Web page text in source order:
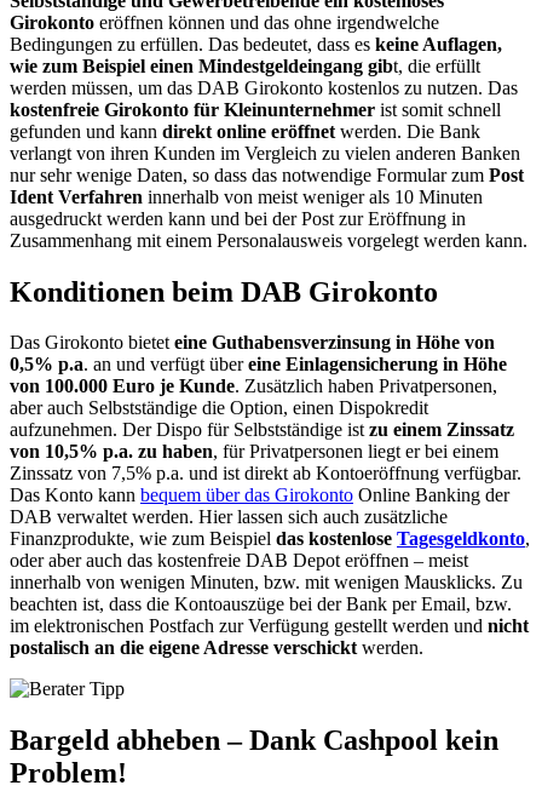
Girokonto eröffnen können und das ohne irgendwelche
Bedingungen zu erfüllen. Das bedeutet, dass es keine Auflagen,
wie zum Beispiel einen Mindestgeldeingang gibt, die erfüllt
werden müssen, um das DAB Girokonto kostenlos zu nutzen. Das
kostenfreie Girokonto für Kleinunternehmer ist somit schnell
gefunden und kann direkt online eröffnet werden. Die Bank
verlangt von ihren Kunden im Vergleich zu vielen anderen Banken
nur sehr wenige Daten, so dass das notwendige Formular zum Post
Ident Verfahren innerhalb von meist weniger als 10 Minuten
ausgedruckt werden kann und bei der Post zur Eröffnung in
Zusammenhang mit einem Personalausweis vorgelegt werden kann.
Konditionen beim DAB Girokonto
Das Girokonto bieteteine Guthabensverzinsung in Höhe von
0,5% p.a. an und verfügt übereine Einlagensicherung in Höhe
von 100.000 Euro je Kunde. Zusätzlich haben Privatpersonen,
aber auch Selbstständige die Option, einen Dispokredit
aufzunehmen. Der Dispo für Selbstständige istzu einem Zinssatz
von 10,5% p.a. zu haben, für Privatpersonen liegt er bei einem
Zinssatz von 7,5% p.a. und ist direkt ab Kontoeröffnung verfügbar.
Das Konto kann bequem über das Girokonto Online Banking der
DAB verwaltet werden. Hier lassen sich auch zusätzliche
Finanzprodukte, wie zum Beispiel das kostenlose Tagesgeldkonto,
oder aber auch das kostenfreie DAB Depot eröffnen – meist
innerhalb von wenigen Minuten, bzw. mit wenigen Mausklicks. Zu
beachten ist, dass die Kontoauszüge bei der Bank per Email, bzw.
im elektronischen Postfach zur Verfügung gestellt werden und nicht
postalisch an die eigene Adresse verschicktwerden.
Bargeld abheben – Dank Cashpool kein
Problem!